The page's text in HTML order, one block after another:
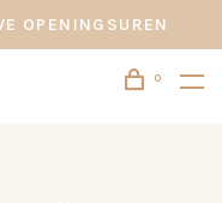
OPENINGSUREN
0